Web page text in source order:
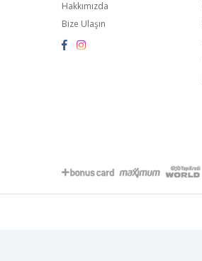
Hakkımızda
Bize Ulaşın